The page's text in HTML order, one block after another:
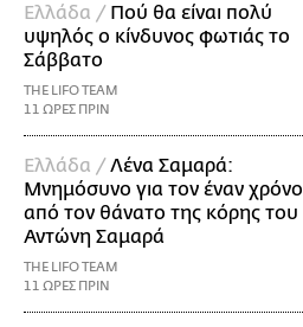
Ελλάδα / Πού θα είναι πολύ
υψηλός ο κίνδυνος φωτιάς το
Σάββατο
THE LIFO TEAM
11 ΩΡΕΣ ΠΡΙΝ
Ελλάδα /Λένα Σαμαρά:
Μνημόσυνο για τον έναν χρόνο
από τον θάνατο της κόρης του
Αντώνη Σαμαρά
THE LIFO TEAM
11 ΩΡΕΣ ΠΡΙΝ